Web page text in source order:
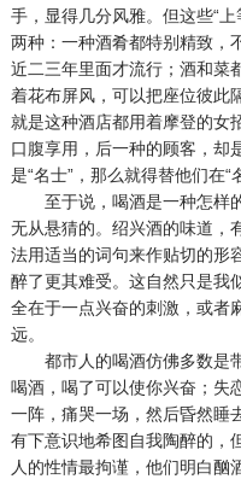
手，显得几分风雅。但这些“
两种：一种酒肴都特别精致，
近二三年里面才流行；酒和菜
着花布屏风，可以把座位彼此
就是这种酒店都用着摩登的女
口腹享用，后一种的顾客，却
是“名士”，那么就得替他们在“
至于说，喝酒是一种怎样
无从悬猜的。绍兴酒的味道，
法用适当的词句来作贴切的形
醉了更其难受。这自然只是我
全在于一点兴奋的刺激，或者
远。
都市人的喝酒仿佛多数是
喝酒，喝了可以使你兴奋；失
一阵，痛哭一场，然后昏然睡
有下意识地希图自我陶醉的，
人的性情最拘谨，他们明白酗